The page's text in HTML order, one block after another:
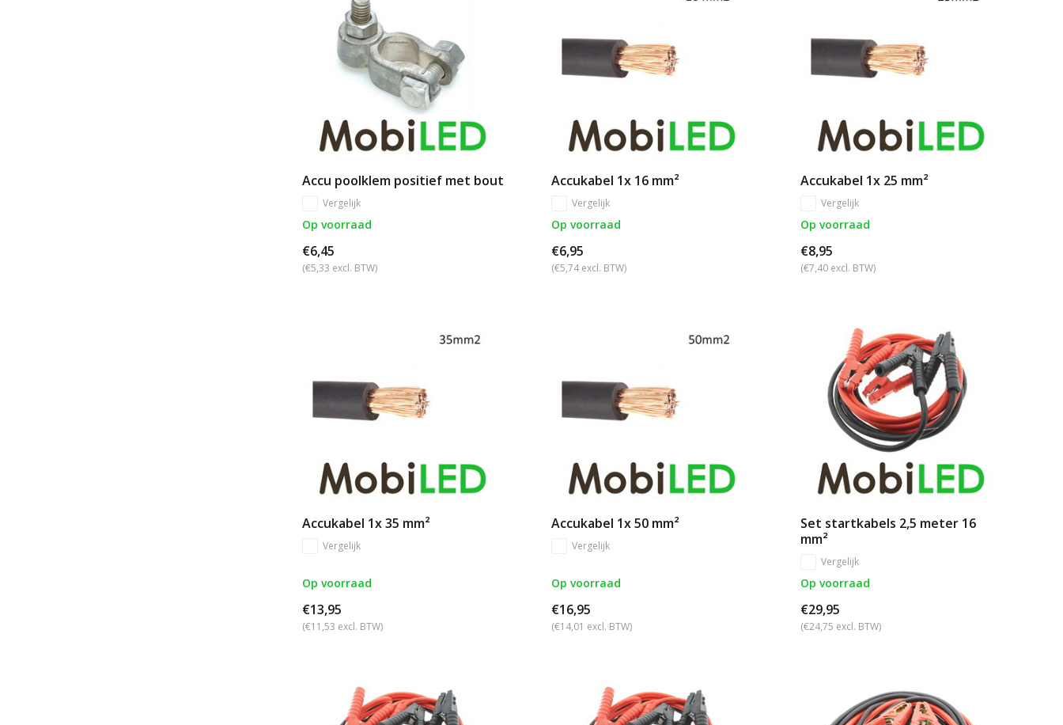
Accu poolklem positief met bout
Vergelijk
Op voorraad
€6,45
(€5,33 excl. BTW)
Accukabel 1x 16 mm²
Vergelijk
Op voorraad
€6,95
(€5,74 excl. BTW)
Accukabel 1x 25 mm²
Vergelijk
Op voorraad
€8,95
(€7,40 excl. BTW)
Accukabel 1x 35 mm²
Vergelijk
Op voorraad
€13,95
(€11,53 excl. BTW)
Accukabel 1x 50 mm²
Vergelijk
Op voorraad
€16,95
(€14,01 excl. BTW)
Set startkabels 2,5 meter 16
mm²
Vergelijk
Op voorraad
€29,95
(€24,75 excl. BTW)